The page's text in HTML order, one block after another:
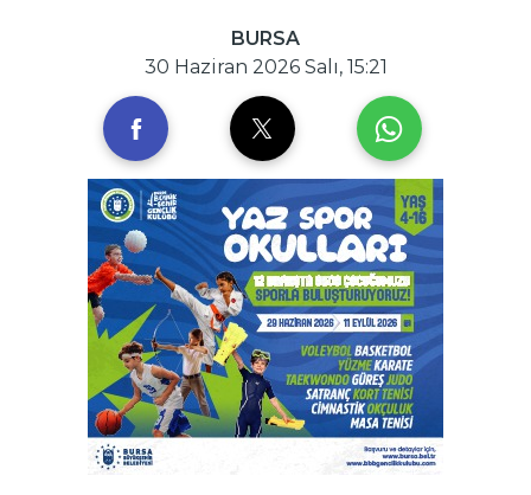
BURSA
30 Haziran 2026 Salı, 15:21